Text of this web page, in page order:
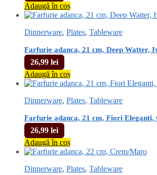
Adaugă în coș
Dinnerware, Plates, Tableware
Farfurie adanca, 21 cm, Deep Watter,
26,99 lei
Adaugă în coș
Dinnerware, Plates, Tableware
Farfurie adanca, 21 cm, Fiori
26,99 lei
Adaugă în coș
Dinnerware, Plates, Tableware